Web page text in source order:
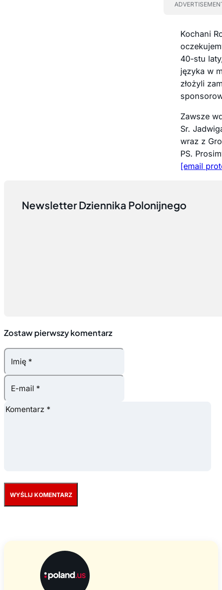
Kochani
40-stu
języka w
złożyli
Zawsze
Sr.
wraz z
PS.
[email
Newsletter Dziennika Polonijnego
Zostaw pierwszy komentarz